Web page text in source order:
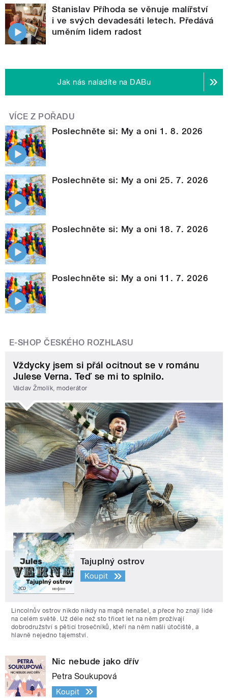
Stanislav Příhoda se věnuje malířství
i ve svých devadesáti letech. Předává
uměním lidem radost
Jak nás naladíte na DABu
VÍCE Z POŘADU
Poslechněte si: My a oni 1. 8. 2026
Poslechněte si: My a oni 25. 7. 2026
Poslechněte si: My a oni 18. 7. 2026
Poslechněte si: My a oni 11. 7. 2026
E-SHOP ČESKÉHO ROZHLASU
Vždycky jsem si přál ocitnout se v románu
Julese Verna. Teď se mi to splnilo.
Václav Žmolík, moderátor
Tajuplný ostrov
Koupit
Lincolnův ostrov nikdo nikdy na mapě nenašel, a přece ho znají lidé
na celém světě. Už déle než sto třicet let na něm prožívají
dobrodružství s pěticí trosečníků, kteří na něm našli útočiště, a
hlavně nejedno tajemství.
Nic nebude jako dřív
Petra Soukupová
Koupit